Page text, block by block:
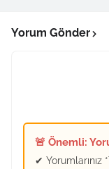
Yorum Gönder
🚨 Önemli:
✔ Yorumlarınız